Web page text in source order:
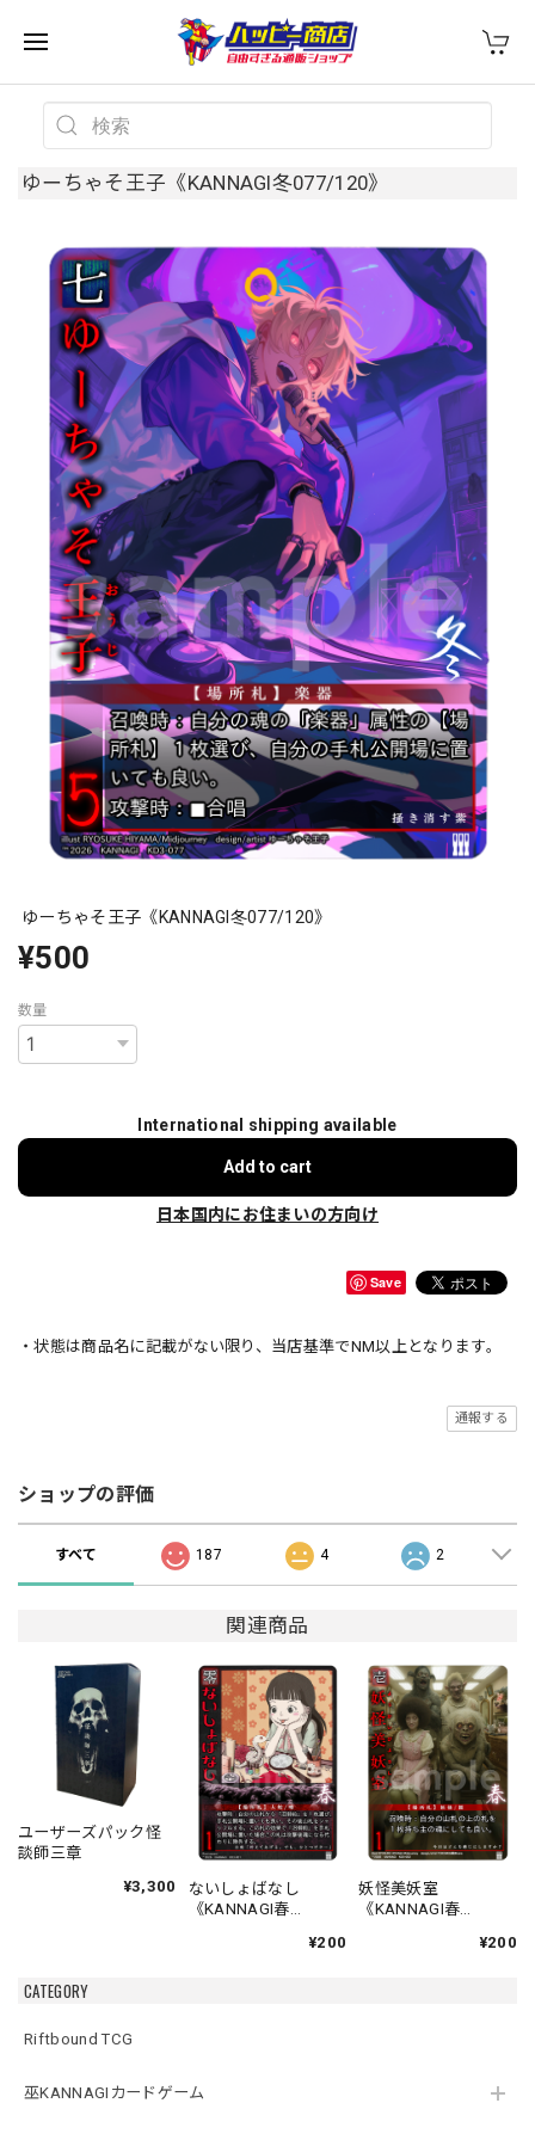
CATEGORY
Riftbound TCG
巫KANNAGIカードゲーム
ゆーちゃそ王子《KANNAGI冬077/120》
ゆーちゃそ王子《KANNAGI冬077/120》
¥500
数量
International shipping available
Add to cart
日本国内にお住まいの方向け
Save
・状態は商品名に記載がない限り、当店基準でNM以上となります。
通報する
ショップの評価
すべて 187 4 2
関連商品
ユーザーズパック怪
談師三章
¥3,300
ないしょばなし
《KANNAGI春
¥200
妖怪美妖室
《KANNAGI春
¥200